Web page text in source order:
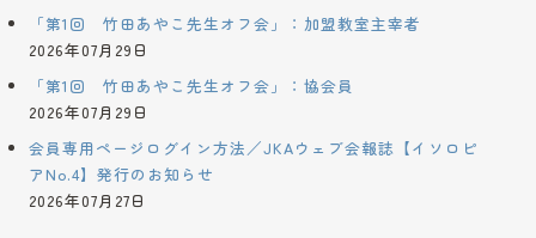
「第1回 竹田あやこ先生オフ会」：加盟教室主宰者
2026年07月29日
「第1回 竹田あやこ先生オフ会」：協会員
2026年07月29日
会員専用ページログイン方法／JKAウェブ会報誌【イソロピ
アNo.4】発行のお知らせ
2026年07月27日